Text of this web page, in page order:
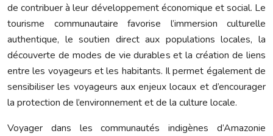
de contribuer à leur développement économique et social. Le
tourisme communautaire favorise l’immersion culturelle
authentique, le soutien direct aux populations locales, la
découverte de modes de vie durables et la création de liens
entre les voyageurs et les habitants. Il permet également de
sensibiliser les voyageurs aux enjeux locaux et d’encourager
la protection de l’environnement et de la culture locale.
Voyager dans les communautés indigènes d’Amazonie